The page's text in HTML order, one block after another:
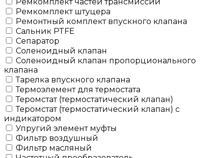
Ремкомплект штуцера
Ремонтный комплект впускного клапана
Сальник PTFE
Сепаратор
Соленоидный клапан
Соленоидный клапан пропорционального
клапана
Тарелка впускного клапана
Термоэлемент для термостата
Теромстат (термостатический клапан)
Теромстат (термостатический клапан) с
индикатором
Упругий элемент муфты
Фильтр воздушный
Фильтр масляный